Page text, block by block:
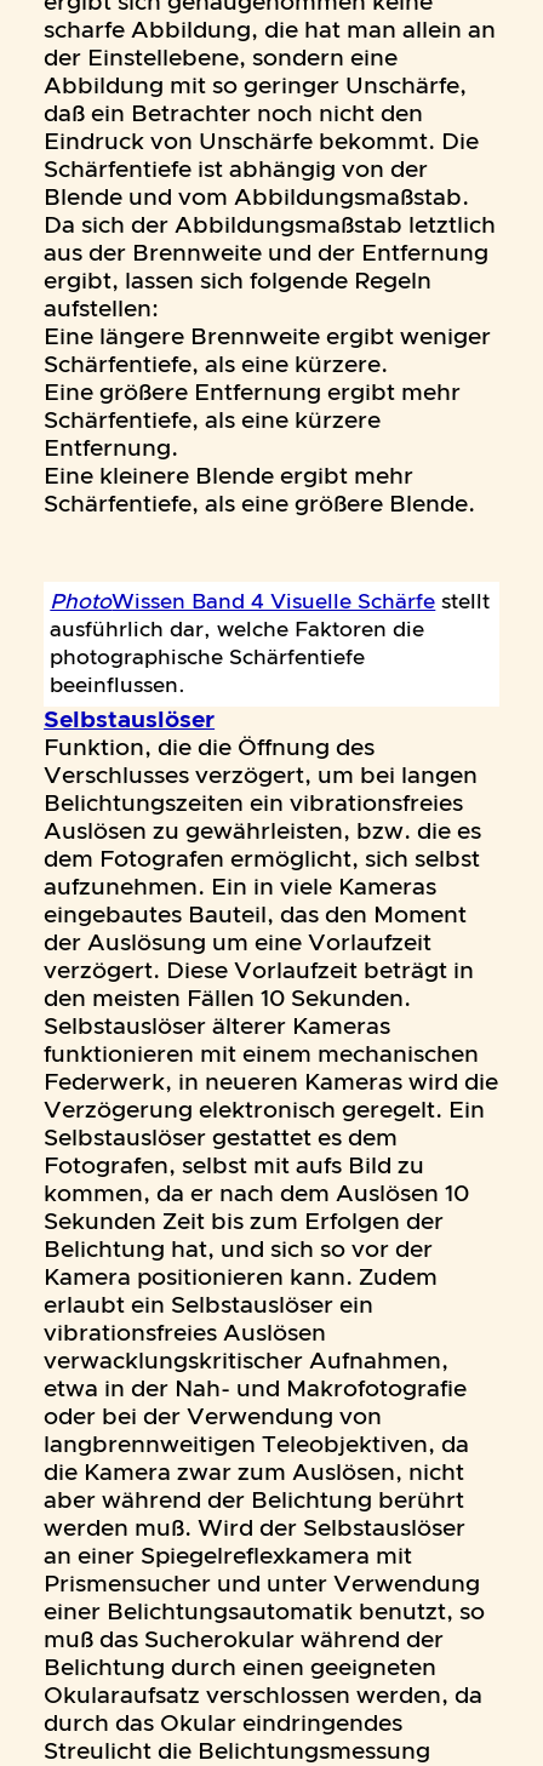
scharfe Abbildung, die hat man allein an
der Einstellebene, sondern eine
Abbildung mit so geringer Unschärfe,
daß ein Betrachter noch nicht den
Eindruck von Unschärfe bekommt. Die
Schärfentiefe ist abhängig von der
Blende und vom Abbildungsmaßstab.
Da sich der Abbildungsmaßstab letztlich
aus der Brennweite und der Entfernung
ergibt, lassen sich folgende Regeln
aufstellen:
Eine längere Brennweite ergibt weniger
Schärfentiefe, als eine kürzere.
Eine größere Entfernung ergibt mehr
Schärfentiefe, als eine kürzere
Entfernung.
Eine kleinere Blende ergibt mehr
Schärfentiefe, als eine größere Blende.
PhotoWissen Band 4 Visuelle Schärfe stellt
ausführlich dar, welche Faktoren die
photographische Schärfentiefe
beeinflussen.
Selbstauslöser
Funktion, die die Öffnung des
Verschlusses verzögert, um bei langen
Belichtungszeiten ein vibrationsfreies
Auslösen zu gewährleisten, bzw. die es
dem Fotografen ermöglicht, sich selbst
aufzunehmen. Ein in viele Kameras
eingebautes Bauteil, das den Moment
der Auslösung um eine Vorlaufzeit
verzögert. Diese Vorlaufzeit beträgt in
den meisten Fällen 10 Sekunden.
Selbstauslöser älterer Kameras
funktionieren mit einem mechanischen
Federwerk, in neueren Kameras wird die
Verzögerung elektronisch geregelt. Ein
Selbstauslöser gestattet es dem
Fotografen, selbst mit aufs Bild zu
kommen, da er nach dem Auslösen 10
Sekunden Zeit bis zum Erfolgen der
Belichtung hat, und sich so vor der
Kamera positionieren kann. Zudem
erlaubt ein Selbstauslöser ein
vibrationsfreies Auslösen
verwacklungskritischer Aufnahmen,
etwa in der Nah- und Makrofotografie
oder bei der Verwendung von
langbrennweitigen Teleobjektiven, da
die Kamera zwar zum Auslösen, nicht
aber während der Belichtung berührt
werden muß. Wird der Selbstauslöser
an einer Spiegelreflexkamera mit
Prismensucher und unter Verwendung
einer Belichtungsautomatik benutzt, so
muß das Sucherokular während der
Belichtung durch einen geeigneten
Okularaufsatz verschlossen werden, da
durch das Okular eindringendes
Streulicht die Belichtungsmessung